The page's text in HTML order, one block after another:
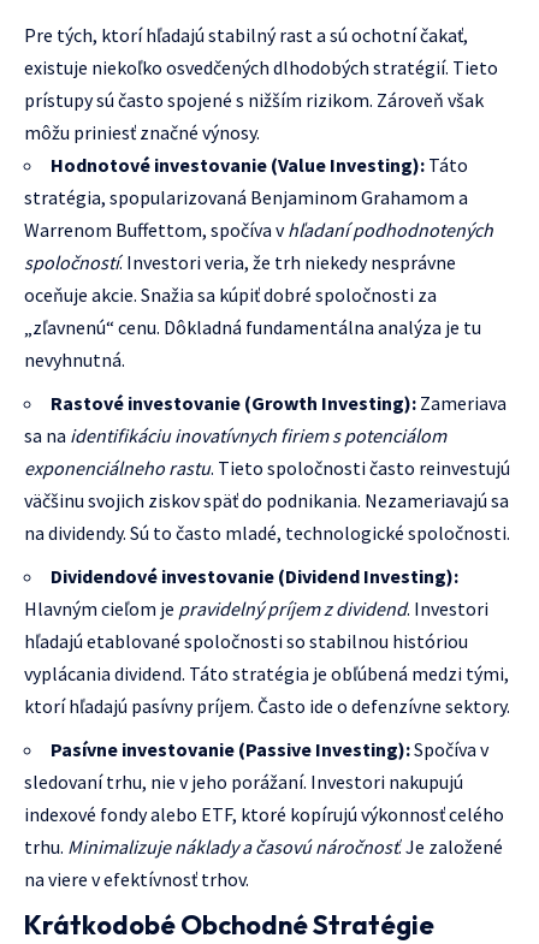
Pre tých, ktorí hľadajú stabilný rast a sú ochotní čakať,
existuje niekoľko osvedčených dlhodobých stratégií. Tieto
prístupy sú často spojené s nižším rizikom. Zároveň však
môžu priniesť značné výnosy.
Hodnotové investovanie (Value Investing): Táto
stratégia, spopularizovaná Benjaminom Grahamom a
Warrenom Buffettom, spočíva vhľadaní podhodnotených
spoločností. Investori veria, že trh niekedy nesprávne
oceňuje akcie. Snažia sa kúpiť dobré spoločnosti za
„zľavnenú“ cenu. Dôkladná fundamentálna analýza je tu
nevyhnutná.
Rastové investovanie (Growth Investing): Zameriava
sa na identifikáciu inovatívnych firiem s potenciálom
exponenciálneho rastu. Tieto spoločnosti často reinvestujú
väčšinu svojich ziskov späť do podnikania. Nezameriavajú sa
na dividendy. Sú to často mladé, technologické spoločnosti.
Dividendové investovanie (Dividend Investing):
Hlavným cieľom je pravidelný príjem z dividend. Investori
hľadajú etablované spoločnosti so stabilnou históriou
vyplácania dividend. Táto stratégia je obľúbená medzi tými,
ktorí hľadajú pasívny príjem. Často ide o defenzívne sektory.
Pasívne investovanie (Passive Investing):Spočíva v
sledovaní trhu, nie v jeho porážaní. Investori nakupujú
indexové fondy alebo ETF, ktoré kopírujú výkonnosť celého
trhu. Minimalizuje náklady a časovú náročnosť. Je založené
na viere v efektívnosť trhov.
Krátkodobé Obchodné Stratégie